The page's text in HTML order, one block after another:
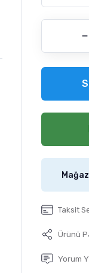
Taksit
Ürünü
Yorum